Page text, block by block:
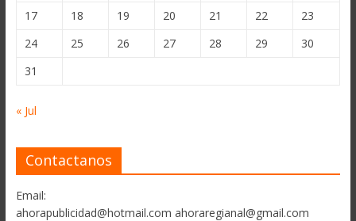
17
18 19 20 21 22
23
24
25 26 27 28 29
30
31
« Jul
Contactanos
Email:
ahorapublicidad@hotmail.com ahoraregianal@gmail.com